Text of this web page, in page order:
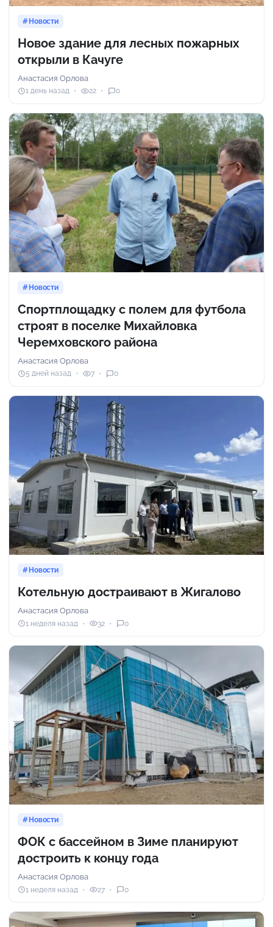
Новости
Новое здание для лесных пожарных
открыли в Качуге
Анастасия Орлова
1 день назад 22 0
Новости
Спортплощадку с полем для футбола
строят в поселке Михайловка
Черемховского района
Анастасия Орлова
5 дней назад 7 0
Новости
Котельную достраивают в Жигалово
Анастасия Орлова
1 неделя назад 32 0
Новости
ФОК с бассейном в Зиме планируют
достроить к концу года
Анастасия Орлова
1 неделя назад 27 0